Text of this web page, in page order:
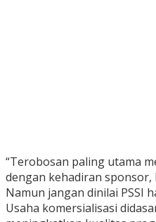
“Terobosan paling utama
dengan kehadiran sponsor,
Namun jangan dinilai PSSI
Usaha komersialisasi